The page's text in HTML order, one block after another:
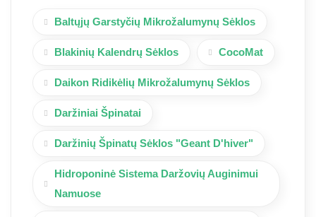
Baltųjų Garstyčių Mikrožalumynų Sėklos
Blakinių Kalendrų Sėklos CocoMat
Daikon Ridikėlių Mikrožalumynų Sėklos
Daržiniai Špinatai
Daržinių Špinatų Sėklos "Geant D'hiver"
Hidroponinė Sistema Daržovių Auginimui
Namuose